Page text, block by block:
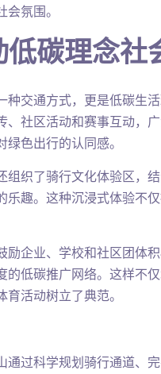
氛围。
碳理念社
种交通方式，更是低碳生
、社区活动和赛事互动，
色出行的认同感。
组织了骑行文化体验区，
乐趣。这种沉浸式体验不
励企业、学校和社区团体
的低碳推广网络。这样不
活动树立了典范。
通过科学规划骑行通道、